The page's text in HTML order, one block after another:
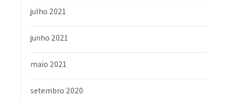
julho 2021
junho 2021
maio 2021
setembro 2020